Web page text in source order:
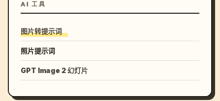
AI 工具
图片转提示词
照片提示词
GPT Image 2 幻灯片